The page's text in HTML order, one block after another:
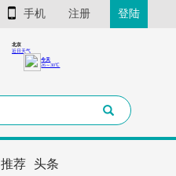
手机 注册 登陆
推荐
头条